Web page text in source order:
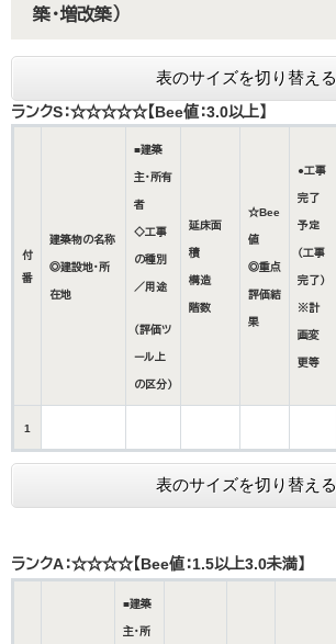
築・増改築）
表のサイズを切り替える
ランクS：☆☆☆☆☆【Bee値：3.0以上】
付
番
建築物の名称
◎建設地・所
在地
■建築
主・所有
者
◇工事
の種別
／用途
（評価ツ
ール上
の区分）
延床面
積
構造
階数
☆Bee
値
◎重点
評価結
果
●工事
完了
予定
（工事
完了）
※計
画変
更等
1
表のサイズを切り替える
ランクA：☆☆☆☆【Bee値：1.5以上3.0未満】
■建築
主・所